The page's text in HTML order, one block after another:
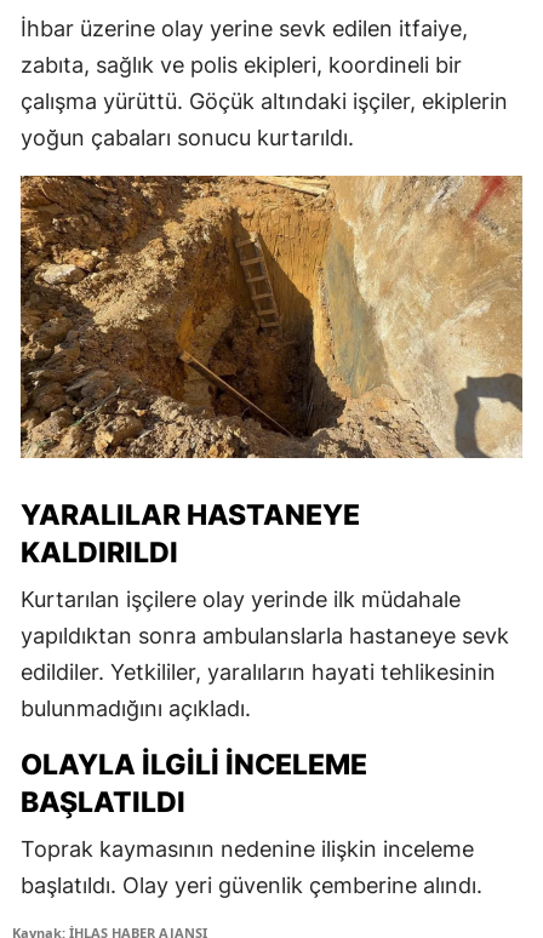
İhbar üzerine olay yerine sevk edilen itfaiye,
zabıta, sağlık ve polis ekipleri, koordineli bir
çalışma yürüttü. Göçük altındaki işçiler, ekiplerin
yoğun çabaları sonucu kurtarıldı.
YARALILAR HASTANEYE
KALDIRILDI
Kurtarılan işçilere olay yerinde ilk müdahale
yapıldıktan sonra ambulanslarla hastaneye sevk
edildiler. Yetkililer, yaralıların hayati tehlikesinin
bulunmadığını açıkladı.
OLAYLA İLGILI İNCELEME
BAŞLATILDI
Toprak kaymasının nedenine ilişkin inceleme
başlatıldı. Olay yeri güvenlik çemberine alındı.
Kaynak: İHLAS HABER AJANSI